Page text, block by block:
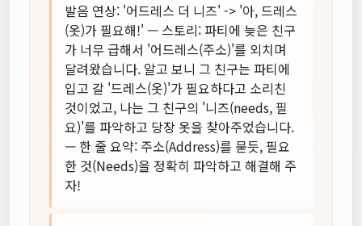
발음 연상: '어드레스 더 니즈' -> '아, 드레스
(옷)가 필요해!' — 스토리: 파티에 늦은 친구
가 너무 급해서 '어드레스(주소)'를 외치며
달려왔습니다. 알고 보니 그 친구는 파티에
입고 갈 '드레스(옷)'가 필요하다고 소리친
것이었고, 나는 그 친구의 '니즈(needs, 필
요)'를 파악하고 당장 옷을 찾아주었습니다.
— 한 줄 요약: 주소(Address)를 묻듯, 필요
한 것(Needs)을 정확히 파악하고 해결해 주
자!